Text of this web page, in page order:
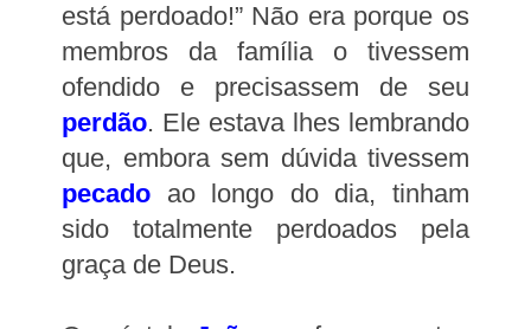
está perdoado!” Não era porque os
membros da família o tivessem
ofendido e precisassem de seu
perdão. Ele estava lhes lembrando
que, embora sem dúvida tivessem
pecado ao longo do dia, tinham
sido totalmente perdoados pela
graça de Deus.